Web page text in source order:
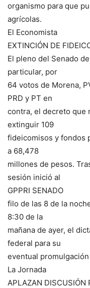
organismo para que
agrícolas.
El Economista
EXTINCIÓN DE
El pleno del Senado
particular, por
64 votos de Morena,
PRD y PT en
contra, el decreto que
extinguir 109
fideicomisos y fondos
a 68,478
millones de pesos.
sesión inició al
GPPRI SENADO
filo de las 8 de la
8:30 de la
mañana de ayer, el
federal para su
eventual
La Jornada
APLAZAN DISCUSIÓN